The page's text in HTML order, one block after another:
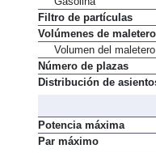
Gasolina
Filtro de partículas
Volúmenes de maletero
Volumen del maletero
Número de plazas
Potencia máxima